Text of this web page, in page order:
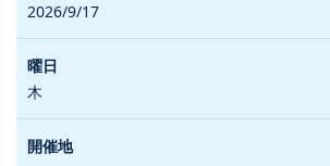
2026/9/17
木